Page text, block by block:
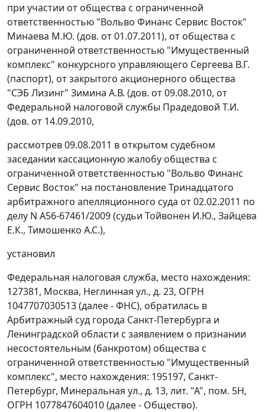
при участии от общества с ограниченной
ответственностью "Вольво Финанс Сервис Восток"
Минаева М.Ю. (дов. от 01.07.2011), от общества с
ограниченной ответственностью "Имущественный
комплекс" конкурсного управляющего Сергеева В.Г.
(паспорт), от закрытого акционерного общества
"СЭБ Лизинг" Зимина А.В. (дов. от 09.08.2010, от
Федеральной налоговой службы Прадедовой Т.И.
(дов. от 14.09.2010,
рассмотрев 09.08.2011 в открытом судебном
заседании кассационную жалобу общества с
ограниченной ответственностью "Вольво Финанс
Сервис Восток" на постановлениеТринадцатого
арбитражного апелляционного суда от 02.02.2011 по
делу N А56-67461/2009 (судьи Тойвонен И.Ю., Зайцева
Е.К., Тимошенко А.С.),
установил
Федеральная налоговая служба, место нахождения:
127381, Москва, Неглинная ул., д. 23, ОГРН
1047707030513 (далее - ФНС), обратилась в
Арбитражный суд города Санкт-Петербурга и
Ленинградской области с заявлением о признании
несостоятельным (банкротом) общества с
ограниченной ответственностью "Имущественный
комплекс", место нахождения: 195197, Санкт-
Петербург, Минеральная ул., д. 13, лит. "А", пом. 5Н,
ОГРН 1077847604010 (далее - Общество).